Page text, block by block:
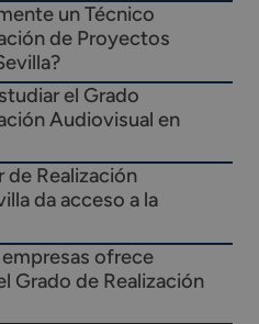
un Técnico
de Proyectos
el Grado
Audiovisual en
de Realización
da acceso a la
ofrece
Grado de Realización